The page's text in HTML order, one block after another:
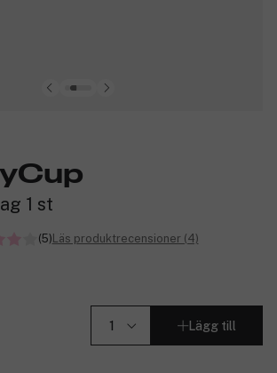
1 st
(5)Läs produktrecensioner (4)
Lägg till